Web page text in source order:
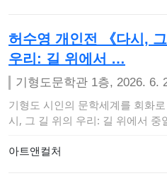
허수영 개인전 《다시,
우리: 길 위에서 …
기형도문학관 1층, 2026. 6.
기형도 시인의 문학세계를 회화
시, 그 길 위의 우리: 길 위에서 중
아트앤컬처